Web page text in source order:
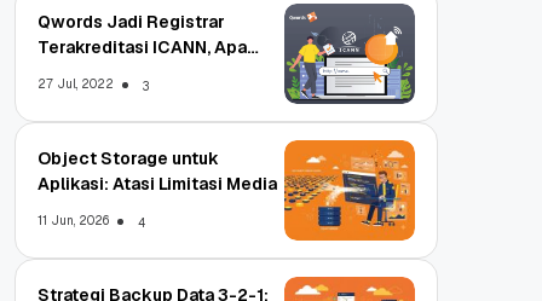
Qwords Jadi Registrar
Terakreditasi ICANN, Apa
27 Jul, 2022 3
Object Storage untuk
Aplikasi: Atasi Limitasi Media
11 Jun, 2026 4
Strategi Backup Data 3-2-1: